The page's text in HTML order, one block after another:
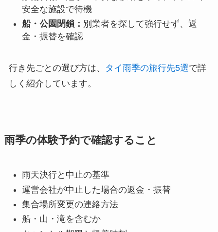
安全な施設で待機
船・公園閉鎖： 別業者を探して強行せず、返
金・振替を確認
行き先ごとの選び方は、 タイ雨季の旅行先5選で詳
しく紹介しています。
雨季の体験予約で確認すること
雨天決行と中止の基準
運営会社が中止した場合の返金・振替
集合場所変更の連絡方法
船・山・滝を含むか